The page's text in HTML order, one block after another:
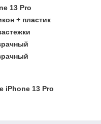
13 Pro
+ пластик
iPhone 13 Pro